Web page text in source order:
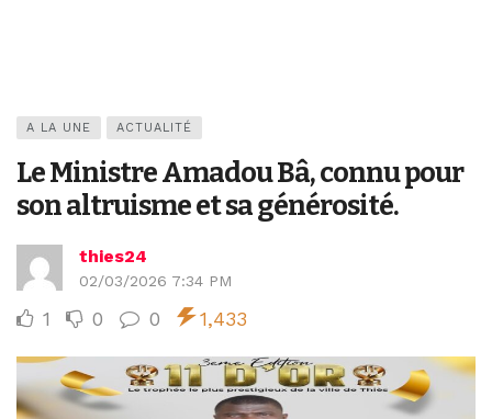
A LA UNE ACTUALITÉ
Le Ministre Amadou Bâ, connu pour
son altruisme et sa générosité.
thies24
02/03/2026 7:34 PM
1 0 0 1,433